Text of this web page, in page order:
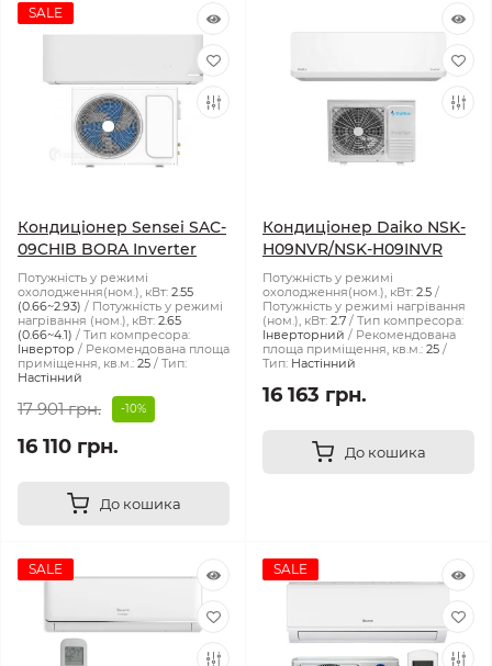
SALE
Кондиціонер Sensei SAC-
09CHIB BORA Inverter
Потужність у режимі
охолодження(ном.), кВт: 2.55
(0.66~2.93)
Потужність у режимі
нагрівання (ном.), кВт: 2.65
(0.66~4.1)
Тип компресора:
Інвертор
Рекомендована площа
приміщення, кв.м.: 25
Тип:
Настінний
17 901 грн. -10%
16 110 грн.
До кошика
Кондиціонер Daiko NSK-
H09NVR/NSK-H09INVR
Потужність у режимі
охолодження(ном.), кВт: 2.5
Потужність у режимі нагрівання
(ном.), кВт: 2.7
Тип компресора:
Інверторний
Рекомендована
площа приміщення, кв.м.: 25
Тип: Настінний
16 163 грн.
До кошика
SALE SALE